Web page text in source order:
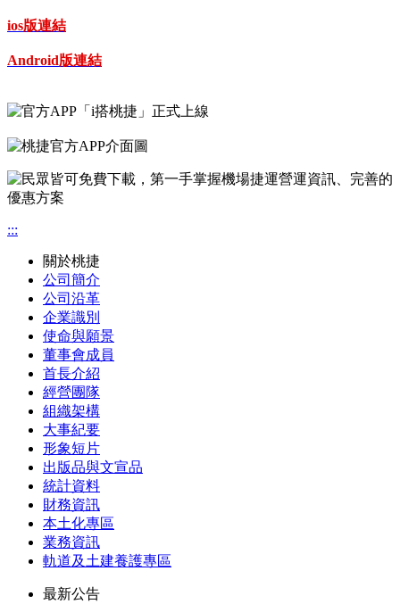
ios版連結
Android版連結
:::
關於桃捷
公司簡介
公司沿革
企業識別
使命與願景
董事會成員
首長介紹
經營團隊
組織架構
大事紀要
形象短片
出版品與文宣品
統計資料
財務資訊
本土化專區
業務資訊
軌道及土建養護專區
最新公告